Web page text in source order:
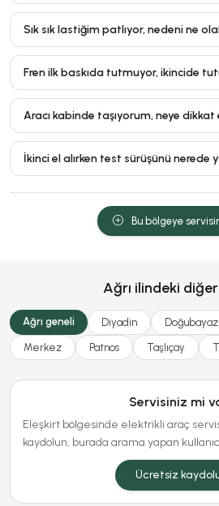
Sık sık lastiğim patlıyor, nedeni ne
Fren ilk baskıda tutmuyor, ikincide
Aracı kabinde taşıyorum, neye
İkinci el alırken test sürüşünü nerede
Bu bölgeye
Ağrı ilindeki
Ağrı geneli Diyadin
Merkez Patnos Taşlıçay
Servisiniz mi
Eleşkirt bölgesinde elektrikli araç
kaydolun, burada arama yapan
Ücretsiz